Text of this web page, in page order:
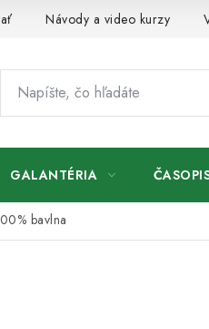
Návody a video kurzy
GALANTÉRIA
bavlna